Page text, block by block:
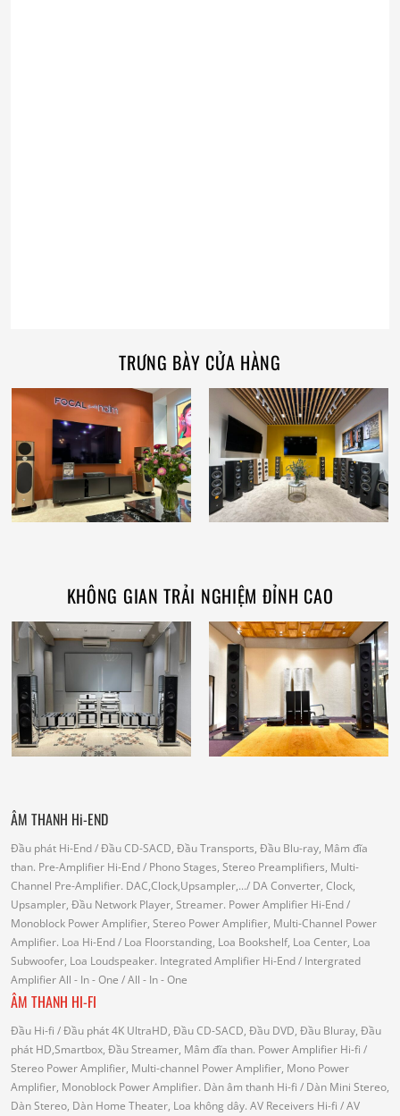
TRƯNG BÀY CỬA HÀNG
KHÔNG GIAN TRẢI NGHIỆM ĐỈNH CAO
ÂM THANH Hi-END
Đầu phát Hi-End/ Đầu CD-SACD, Đầu Transports, Đầu Blu-ray, Mâm đĩa
than. Pre-Amplifier Hi-End/ Phono Stages, Stereo Preamplifiers, Multi-
Channel Pre-Amplifier. DAC,Clock,Upsampler,.../ DA Converter, Clock,
Upsampler, Đầu Network Player, Streamer. Power Amplifier Hi-End/
Monoblock Power Amplifier, Stereo Power Amplifier, Multi-Channel Power
Amplifier. Loa Hi-End/ Loa Floorstanding, Loa Bookshelf, Loa Center, Loa
Subwoofer, Loa Loudspeaker. Integrated Amplifier Hi-End/ Intergrated
AmplifierAll - In - One / All - In - One
ÂM THANH HI-FI
Đầu Hi-fi / Đầu phát 4K UltraHD, Đầu CD-SACD, Đầu DVD, Đầu Bluray, Đầu
phát HD,Smartbox, Đầu Streamer, Mâm đĩa than. Power Amplifier Hi-fi /
Stereo Power Amplifier, Multi-channel Power Amplifier, Mono Power
Amplifier, Monoblock Power Amplifier. Dàn âm thanh Hi-fi / Dàn Mini Stereo,
Dàn Stereo, Dàn Home Theater, Loa không dây. AV Receivers Hi-fi / AV